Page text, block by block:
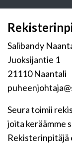
Salibandy
Juoksijantie 1
21110 Naantali
Seura toimii
joita keräämme
Rekisterinpitäjä